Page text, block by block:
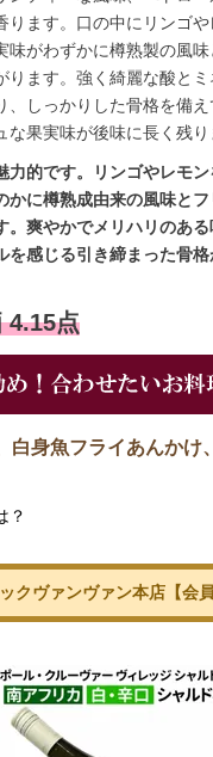
ります。口の中にリンゴ
味がわずかに樽熟製の風
ります。強く綺麗な酸と
、しっかりした骨格を備
果実味が後味に長く残り
力的です。リンゴやレモ
かに樽熟成由来の風味と
。爽やかでメリハリのあ
を感じる引き締まった骨
4.15点
白身魚フライあんかけ
？
クヴァンヴァン本店【会